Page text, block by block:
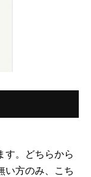
す。どちらから
い方のみ、こち